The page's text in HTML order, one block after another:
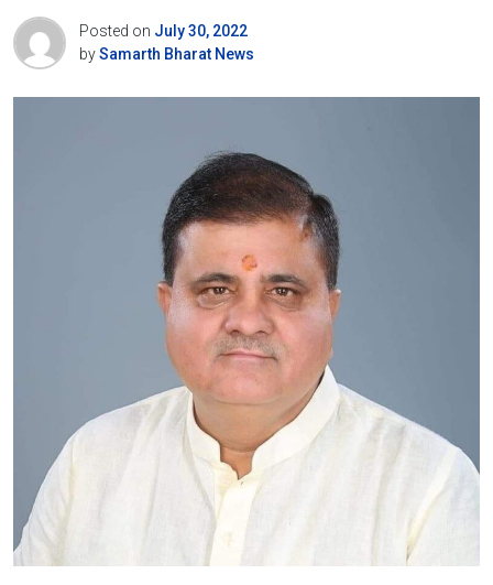
Posted on July 30, 2022
bySamarth Bharat News